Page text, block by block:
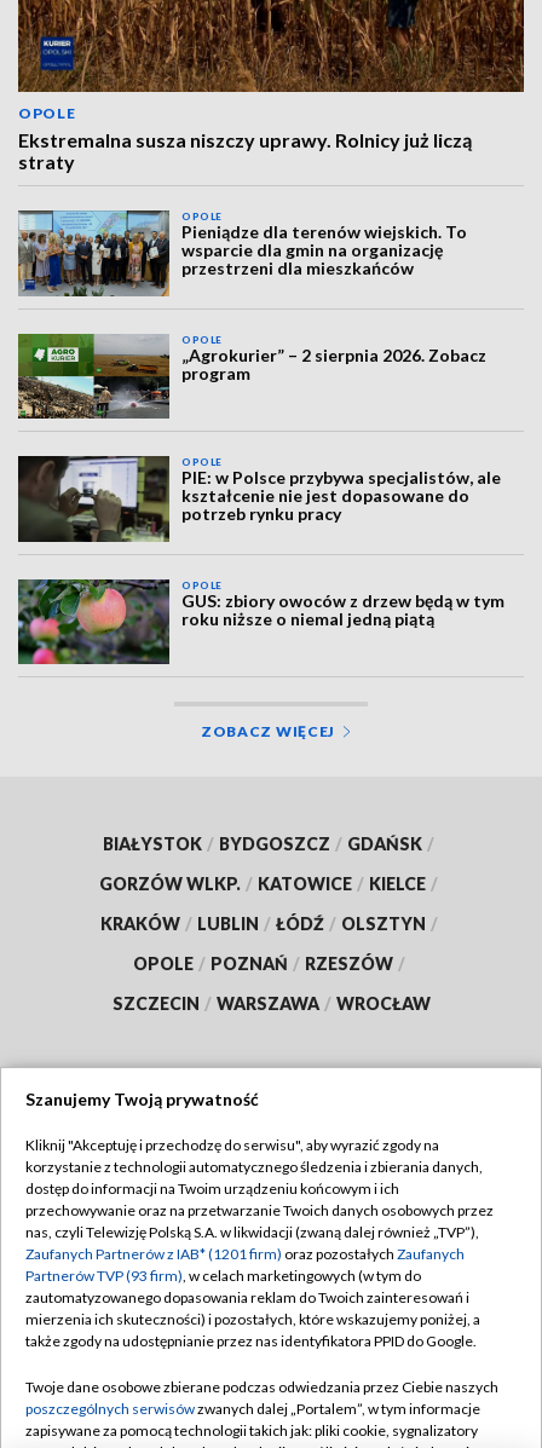
OPOLE
Ekstremalna susza niszczy uprawy. Rolnicy już liczą
straty
OPOLE
Pieniądze dla terenów wiejskich. To
wsparcie dla gmin na organizację
przestrzeni dla mieszkańców
OPOLE
„Agrokurier” – 2 sierpnia 2026. Zobacz
program
OPOLE
PIE: w Polsce przybywa specjalistów, ale
kształcenie nie jest dopasowane do
potrzeb rynku pracy
OPOLE
GUS: zbiory owoców z drzew będą w tym
roku niższe o niemal jedną piątą
ZOBACZ WIĘCEJ
BIAŁYSTOK / BYDGOSZCZ / GDAŃSK /
GORZÓW WLKP. / KATOWICE / KIELCE /
KRAKÓW / LUBLIN / ŁÓDŹ / OLSZTYN /
OPOLE / POZNAŃ / RZESZÓW /
SZCZECIN / WARSZAWA / WROCŁAW
TVP
Abonament TVP
Emisja w TVP
Centrum informacji TVP
Naziemna Telewizja Cyfrowa
Rada Programowa
Regulamin TVP
Polityka prywatności
Moje zgody
Pomoc
Kontakt
Szanujemy Twoją prywatność
Kliknij "Akceptuję i przechodzę do serwisu", aby wyrazić zgody na
korzystanie z technologii automatycznego śledzenia i zbierania danych,
dostęp do informacji na Twoim urządzeniu końcowym i ich
przechowywanie oraz na przetwarzanie Twoich danych osobowych przez
nas, czyli Telewizję Polską S.A. w likwidacji (zwaną dalej również „TVP”),
Zaufanych Partnerów z IAB* (1201 firm) oraz pozostałych Zaufanych
Partnerów TVP (93 firm), w celach marketingowych (w tym do
zautomatyzowanego dopasowania reklam do Twoich zainteresowań i
mierzenia ich skuteczności) i pozostałych, które wskazujemy poniżej, a
także zgody na udostępnianie przez nas identyfikatora PPID do Google.
Twoje dane osobowe zbierane podczas odwiedzania przez Ciebie naszych
poszczególnych serwisówzwanych dalej „Portalem”, w tym informacje
zapisywane za pomocą technologii takich jak: pliki cookie, sygnalizatory